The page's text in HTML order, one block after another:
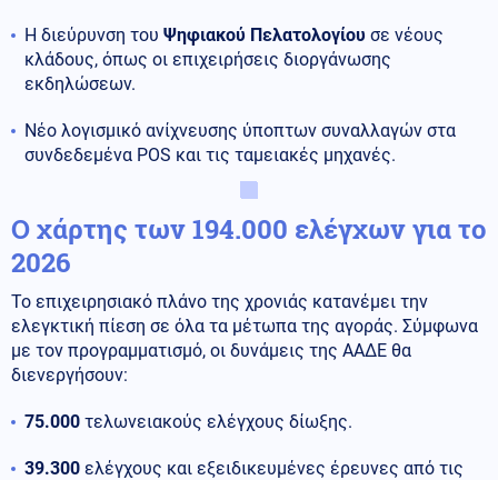
Η διεύρυνση του Ψηφιακού Πελατολογίου σε νέους
κλάδους, όπως οι επιχειρήσεις διοργάνωσης
εκδηλώσεων.
Νέο λογισμικό ανίχνευσης ύποπτων συναλλαγών στα
συνδεδεμένα POS και τις ταμειακές μηχανές.
Ο χάρτης των 194.000 ελέγχων για το
2026
Το επιχειρησιακό πλάνο της χρονιάς κατανέμει την
ελεγκτική πίεση σε όλα τα μέτωπα της αγοράς. Σύμφωνα
με τον προγραμματισμό, οι δυνάμεις της ΑΑΔΕ θα
διενεργήσουν:
75.000 τελωνειακούς ελέγχους δίωξης.
39.300 ελέγχους και εξειδικευμένες έρευνες από τις